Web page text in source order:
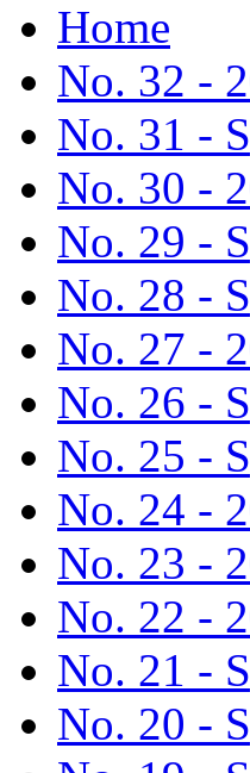
Home
No. 32 -
No. 31 -
No. 30 -
No. 29 -
No. 28 -
No. 27 -
No. 26 -
No. 25 -
No. 24 -
No. 23 -
No. 22 -
No. 21 -
No. 20 -